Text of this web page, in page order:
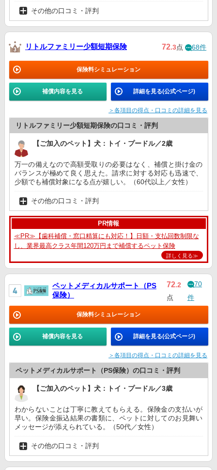
その他の口コミ・評判
リトルファミリー少額短期保険 72.3点 68件
保険料シミュレーション
補償内容を見る 詳細を見る(公式ページ)
＞各項目の得点・口コミの詳細を見る
リトルファミリー少額短期保険の口コミ・評判
【ご加入のペット】犬：トイ・プードル／2歳
万一の備えなので高額受取りの必要はなく、補償と掛け金の
バランスが極めて良く思えた。請求に対する対応も迅速で、
少額でも補償対象になる点が嬉しい。（60代以上／女性）
その他の口コミ・評判
PR情報
≪PR≫【歯科補償・窓口精算にも対応！】日額・支払回数制限な
し、業界最高クラス年間120万円まで補償するペット保険
詳しく見る≫
ペットメディカルサポート（PS
保険）
72.2
点
70
件
保険料シミュレーション
補償内容を見る 詳細を見る(公式ページ)
＞各項目の得点・口コミの詳細を見る
ペットメディカルサポート（PS保険）の口コミ・評判
【ご加入のペット】犬：トイ・プードル／3歳
わからないことは丁寧に教えてもらえる。保険金の支払いが
早い。保険金振込結果の書類に、ペットに対してのお見舞い
メッセージが添えられている。（50代／女性）
その他の口コミ・評判